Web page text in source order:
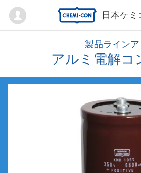
日本ケミ
Mypage
製品ライン
アルミ電解コ